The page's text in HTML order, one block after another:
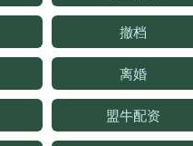
撤档
离婚
盟牛配资